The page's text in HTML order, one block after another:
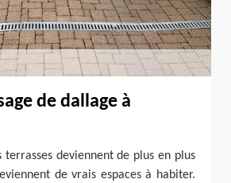
de dallage à
deviennent de plus en plus
de vrais espaces à habiter.